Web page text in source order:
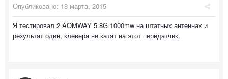
Опубликовано: 18 марта, 2015
Я тестировал 2 AOMWAY 5.8G 1000mw на штатных антеннах и
результат один, клевера не катят на этот передатчик.